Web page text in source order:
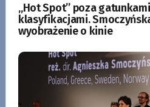
„Hot Spot” poza
klasyfikacjami.
wyobrażenie o kinie